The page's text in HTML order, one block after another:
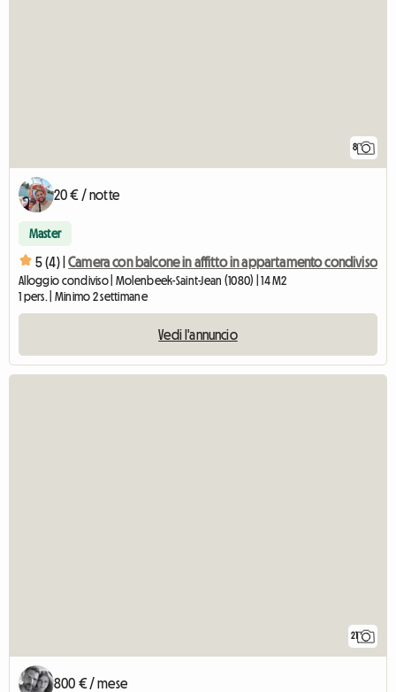
8
20 € / notte
Master
5 (4) | Camera con balcone in affitto in appartamento condiviso
Alloggio condiviso | Molenbeek-Saint-Jean (1080) | 14 M2
1 pers. | Minimo 2 settimane
Vedi l'annuncio
21
800 € / mese